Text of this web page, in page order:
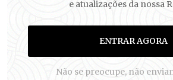
e atualizações da nossa
ENTRAR AGORA
Não se preocupe, não